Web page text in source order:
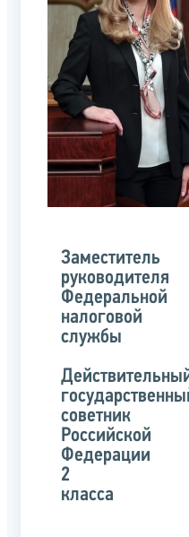
Заместитель
руководителя
Федеральной
налоговой
службы
советник
Российской
Федерации
2
класса